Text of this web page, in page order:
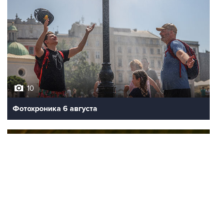
10
Фотохроника 6 августа